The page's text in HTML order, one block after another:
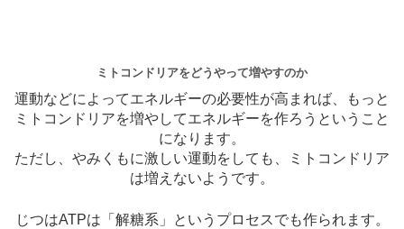
ミトコンドリアをどうやって増やすのか
運動などによってエネルギーの必要性が高まれば、もっと
ミトコンドリアを増やしてエネルギーを作ろうということ
になります。
ただし、やみくもに激しい運動をしても、ミトコンドリア
は増えないようです。
じつはATPは「解糖系」というプロセスでも作られます。